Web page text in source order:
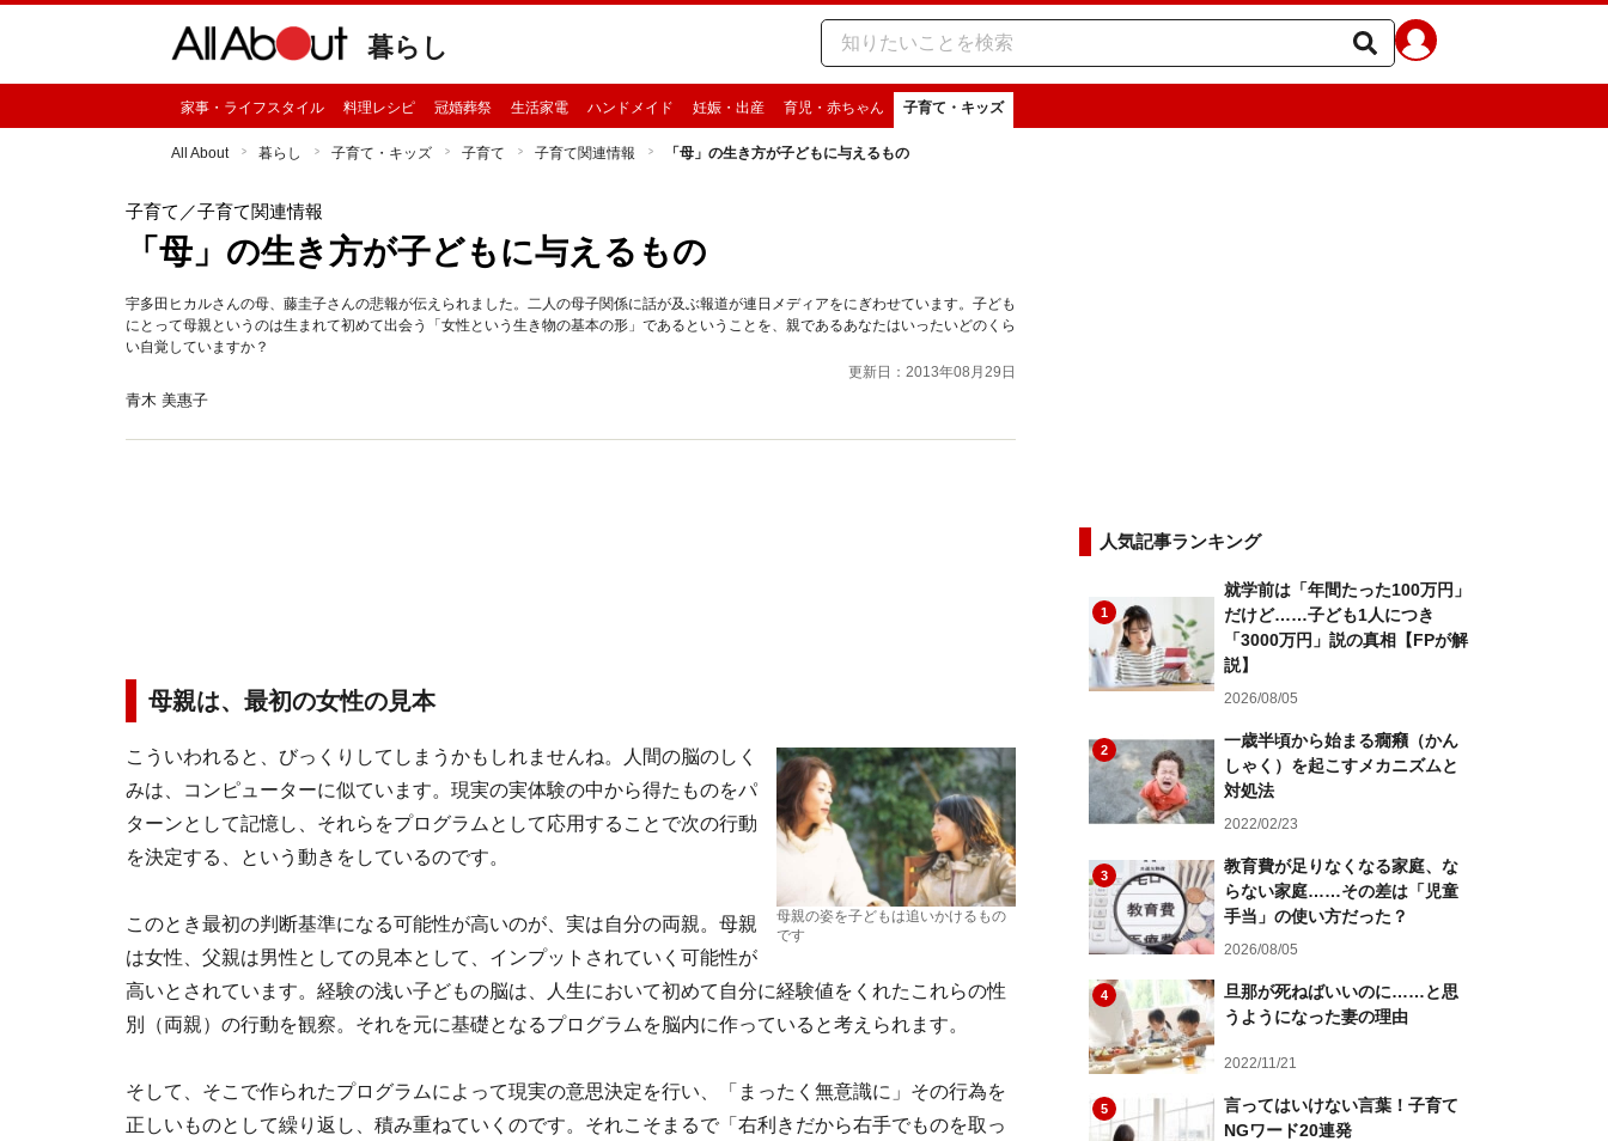
暮らし
家事・ライフスタイル 料理レシピ 冠婚葬祭 生活家電 ハンドメイド 妊娠・出産 育児・赤ちゃん 子育て・キッズ
All About 暮らし 子育て・キッズ 子育て 子育て関連情報 「母」の生き方が子どもに与えるもの
子育て ／子育て関連情報
「母」の生き方が子どもに与えるもの
宇多田ヒカルさんの母、藤圭子さんの悲報が伝えられました。二人の母子関係に話が及ぶ報道が連日メディアをにぎわせています。子ども
にとって母親というのは生まれて初めて出会う「女性という生き物の基本の形」であるということを、親であるあなたはいったいどのくら
い自覚していますか？
更新日：2013年08月29日
青木 美惠子
母親は、最初の女性の見本
母親の姿を子どもは追いかけるもの
です
こういわれると、びっくりしてしまうかもしれませんね。人間の脳のしく
みは、コンピューターに似ています。現実の実体験の中から得たものをパ
ターンとして記憶し、それらをプログラムとして応用することで次の行動
を決定する、という動きをしているのです。
このとき最初の判断基準になる可能性が高いのが、実は自分の両親。母親
は女性、父親は男性としての見本として、インプットされていく可能性が
高いとされています。経験の浅い子どもの脳は、人生において初めて自分に経験値をくれたこれらの性
別（両親）の行動を観察。それを元に基礎となるプログラムを脳内に作っていると考えられます。
そして、そこで作られたプログラムによって現実の意思決定を行い、「まったく無意識に」その行為を
正しいものとして繰り返し、積み重ねていくのです。それこそまるで「右利きだから右手でものを取っ
人気記事ランキング
1
就学前は「年間たった100万円」
だけど……子ども1人につき
「3000万円」説の真相【FPが解
説】
2026/08/05
2
一歳半頃から始まる癇癪（かん
しゃく）を起こすメカニズムと
対処法
2022/02/23
3
教育費が足りなくなる家庭、な
らない家庭……その差は「児童
手当」の使い方だった？
2026/08/05
4
旦那が死ねばいいのに……と思
うようになった妻の理由
2022/11/21
5
言ってはいけない言葉！子育て
NGワード20連発